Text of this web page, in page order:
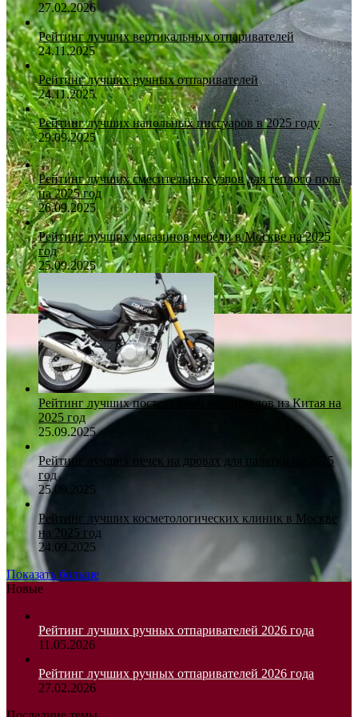
27.02.2026
Рейтинг лучших вертикальных отпаривателей
24.11.2025
Рейтинг лучших ручных отпаривателей
24.11.2025
Рейтинг лучших напольных писсуаров в 2025 году
29.09.2025
Рейтинг лучших смесительных узлов для теплого пола
на 2025 год
26.09.2025
Рейтинг лучших магазинов мебели в Москве на 2025
год
25.09.2025
Рейтинг лучших поставщиков мотоциклов из Китая на
2025 год
25.09.2025
Рейтинг лучших печек на дровах для палатки на 2025
год
25.09.2025
Рейтинг лучших косметологических клиник в Москве
на 2025 год
24.09.2025
Показать больше
Новые
Рейтинг лучших ручных отпаривателей 2026 года
11.05.2026
Рейтинг лучших ручных отпаривателей 2026 года
27.02.2026